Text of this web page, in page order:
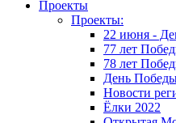
Проекты
Проекты:
22 июня -
77 лет
78 лет
День
Новости
Ёлки 2022